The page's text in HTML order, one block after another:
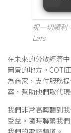
祝一切順利
Lars
在未來的分散經濟
圖景的地方。COTI
為商家，支付服務
案，幫助他們取代
我們非常高興聽到
受益。隨時聯繫我